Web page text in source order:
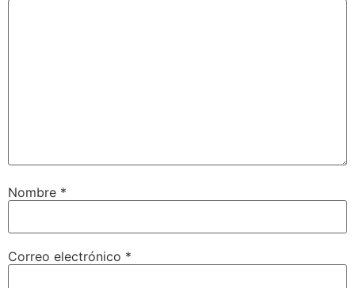
Nombre *
Correo electrónico *